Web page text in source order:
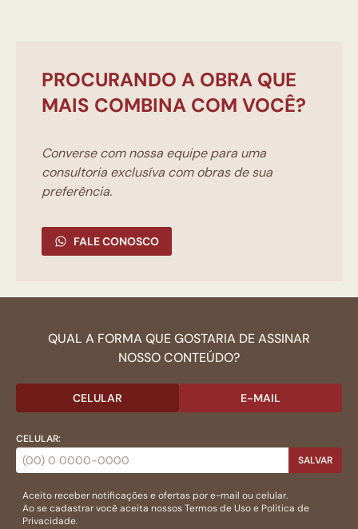
PROCURANDO A OBRA QUE
MAIS COMBINA COM VOCÊ?
Converse com nossa equipe para uma
consultoria exclusíva com obras de sua
preferência.
FALE CONOSCO
QUAL A FORMA QUE GOSTARIA DE ASSINAR
NOSSO CONTEÚDO?
CELULAR E-MAIL
CELULAR:
SALVAR
Aceito receber notificações e ofertas por e-mail ou celular.
Ao se cadastrar você aceita nossosTermos de Usoe Politica de
Privacidade.